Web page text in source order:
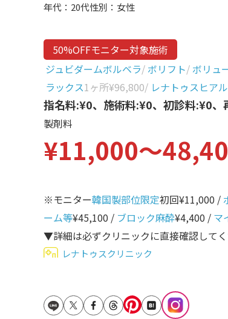
ヒアルロン酸リフトアッ
30代
40代
50代
60代
80代
Region
地域から探す
名古屋
年代： 20代性別： 女性
50%OFFモニター対象施術
ジュビダームボルベラ/ ボリフト/ ボリュ
ラックス1ヶ所¥96,800/ レナトゥスヒア
指名料:¥0、施術料:¥0、初診料:¥0、
製剤料
¥11,000〜
※モニター韓国製部位限定初回¥11,000 /
ーム等¥45,100 / ブロック麻酔¥4,400 / マ
▼詳細は必ずクリニックに直接確認して
レナトゥスクリニック